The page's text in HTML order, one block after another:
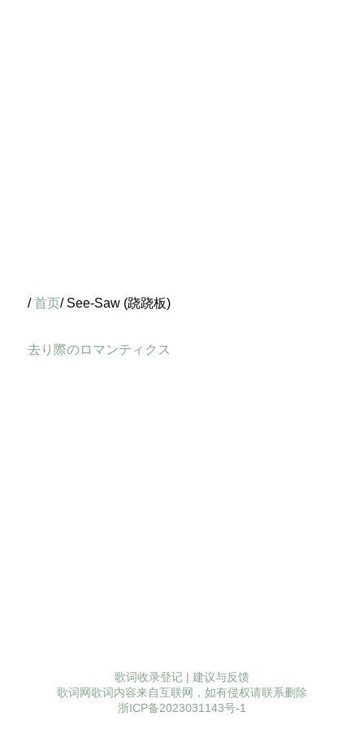
/首页/ See-Saw (跷跷板)
去り際のロマンティクス
歌词收录登记 | 建议与反馈
歌词网歌词内容来自互联网，如有侵权请联系删除
浙ICP备2023031143号-1